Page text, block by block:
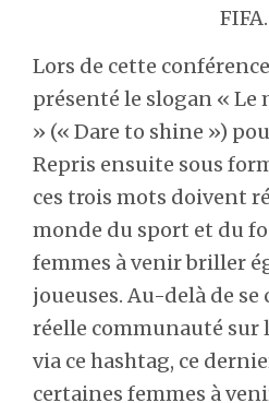
FIFA.
Lors de cette
présenté le slogan «
» (« Dare to shine »)
Repris ensuite sous
ces trois mots doivent
monde du sport et du
femmes à venir briller
joueuses. Au-delà de
réelle communauté sur
via ce hashtag, ce
certaines femmes à